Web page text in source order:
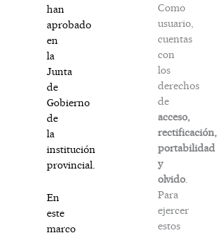
han
aprobado
en
la
Junta
de
Gobierno
de
la
institución
provincial.
En
este
marco
Como
usuario,
cuentas
con
los
derechos
de
acceso,
rectificación,
portabilidad
y
olvido
Para
ejercer
estos